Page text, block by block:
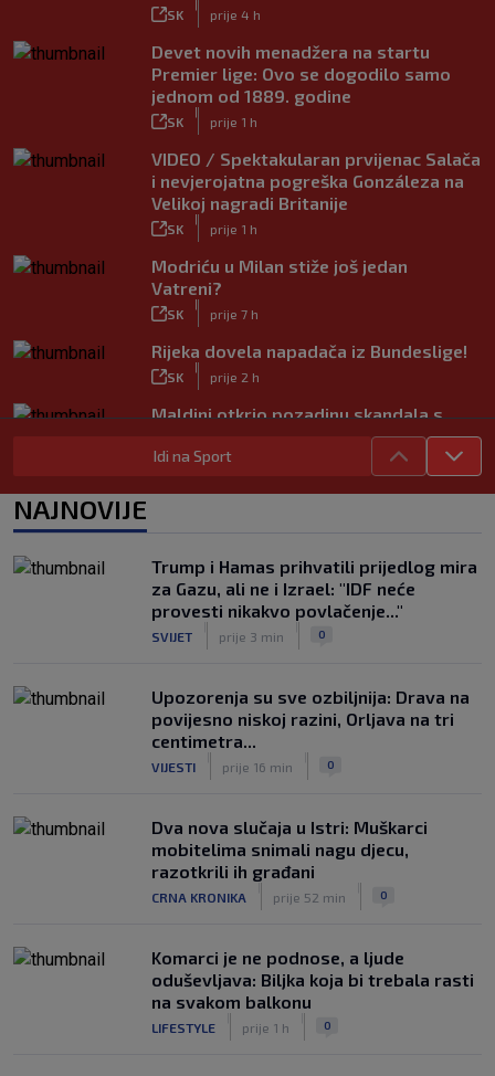
SK prije 4 h
Devet novih menadžera na startu
Premier lige: Ovo se dogodilo samo
jednom od 1889. godine
SK prije 1 h
VIDEO / Spektakularan prvijenac Salača
i nevjerojatna pogreška Gonzáleza na
Velikoj nagradi Britanije
SK prije 1 h
Modriću u Milan stiže još jedan
Vatreni?
SK prije 7 h
Rijeka dovela napadača iz Bundeslige!
SK prije 2 h
Maldini otkrio pozadinu skandala s
Pirlom: ‘Povjerenje više ne postoji’
SK
|
prije 3 h
Mourinho naljutio naše susjede
Osijek se preporodio, Špehar poručuje:
‘Mogu se nadati Europi’
SK prije 4 h
Idi na Sport
NAJNOVIJE
Trump i Hamas prihvatili prijedlog mira
za Gazu, ali ne i Izrael: "IDF neće
provesti nikakvo povlačenje..."
SVIJET prije 3 min 0
Upozorenja su sve ozbiljnija: Drava na
povijesno niskoj razini, Orljava na tri
centimetra...
VIJESTI prije 16 min 0
Dva nova slučaja u Istri: Muškarci
mobitelima snimali nagu djecu,
razotkrili ih građani
CRNA KRONIKA prije 52 min 0
Komarci je ne podnose, a ljude
oduševljava: Biljka koja bi trebala rasti
na svakom balkonu
LIFESTYLE prije 1 h 0